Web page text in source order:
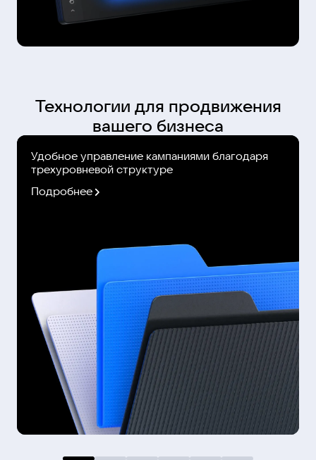
Технологии для продвижения
вашего бизнеса
Удобное управление кампаниями благодаря
трехуровневой структуре
Подробнее